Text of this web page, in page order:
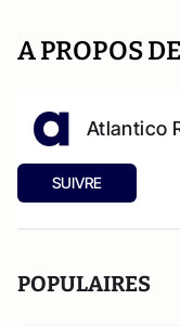
A PROPOS
Atlantico
SUIVRE
POPULAIRES